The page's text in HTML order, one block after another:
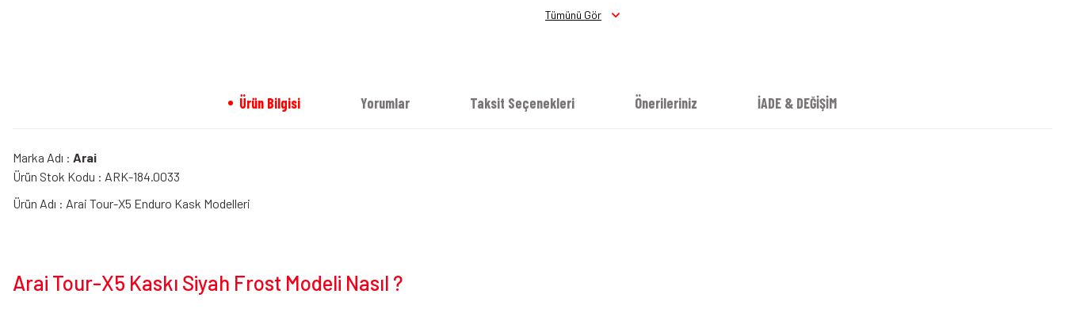
Arai Tour-X5 Kask Adventure Gri
Tümünü Gör
Ürün Bilgisi Yorumlar Taksit Seçenekleri Önerileriniz İADE & DEĞİŞİM
Marka Adı : Arai
Ürün Stok Kodu : ARK-184.0033
Ürün Adı : Arai Tour-X5 Enduro Kask Modelleri
Arai Tour-X5 Kaskı Siyah Frost Modeli Nasıl ?